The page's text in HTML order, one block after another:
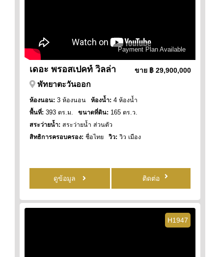
Payment Plan Available
เดอะ พรอสเปคท์ วิลล่า ขาย ฿ 29,900,000
พัทยาตะวันออก
ห้องนอน: 3 ห้องนอน ห้องน้ำ: 4 ห้องน้ำ
พื้นที่: 393 ตร.ม. ขนาดที่ดิน: 165 ตร.ว.
สระว่ายน้ำ: สระว่ายน้ำ ส่วนตัว
สิทธิการครอบครอง: ชื่อไทย วิว: วิว เมือง
ดูข้อมูล ติดต่อ
H1947